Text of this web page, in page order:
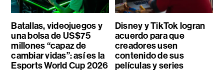
Batallas, videojuegos y
una bolsa de US$75
millones “capaz de
cambiar vidas”: así es la
Esports World Cup 2026
Disney y TikTok logran
acuerdo para que
creadores usen
contenido de sus
películas y series